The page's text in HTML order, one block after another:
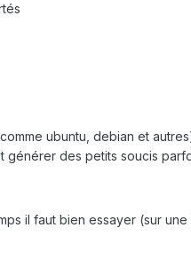
ubuntu, debian et
générer des petits soucis
il faut bien essayer (sur